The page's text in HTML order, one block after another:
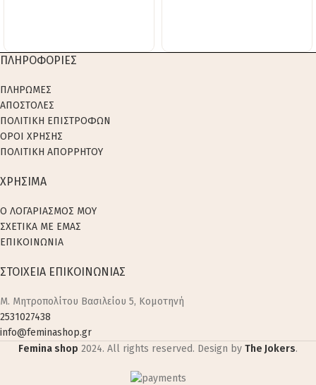
ΠΛΗΡΟΦΟΡΙΕΣ
ΠΛΗΡΩΜΕΣ
ΑΠΟΣΤΟΛΕΣ
ΠΟΛΙΤΙΚΗ ΕΠΙΣΤΡΟΦΩΝ
ΟΡΟΙ ΧΡΗΣΗΣ
ΠΟΛΙΤΙΚΗ ΑΠΟΡΡΗΤΟΥ
ΧΡΗΣΙΜΑ
Ο ΛΟΓΑΡΙΑΣΜΟΣ ΜΟΥ
ΣΧΕΤΙΚΑ ΜΕ ΕΜΑΣ
ΕΠΙΚΟΙΝΩΝΙΑ
ΣΤΟΙΧΕΙΑ ΕΠΙΚΟΙΝΩΝΙΑΣ
M. Μητροπολίτου Βασιλείου 5, Κομοτηνή
2531027438
info@feminashop.gr
Femina shop 2024. All rights reserved. Design by The Jokers.